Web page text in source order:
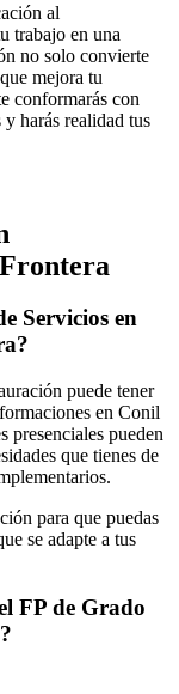
al
trabajo en una
no solo convierte
mejora tu
conformarás con
harás realidad tus
Servicios en
puede tener
en Conil
presenciales pueden
que tienes de
para que puedas
se adapte a tus
FP de Grado